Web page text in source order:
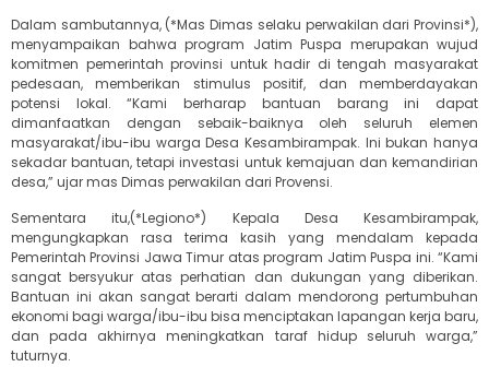
Dalam sambutannya, (*Mas Dimas selaku perwakilan dari Provinsi*),
menyampaikan bahwa program Jatim Puspa merupakan wujud
komitmen pemerintah provinsi untuk hadir di tengah masyarakat
pedesaan, memberikan stimulus positif, dan memberdayakan
potensi lokal. “Kami berharap bantuan barang ini dapat
dimanfaatkan dengan sebaik-baiknya oleh seluruh elemen
masyarakat/ibu-ibu warga Desa Kesambirampak. Ini bukan hanya
sekadar bantuan, tetapi investasi untuk kemajuan dan kemandirian
desa,” ujar mas Dimas perwakilan dari Provensi.
Sementara itu,(*Legiono*) Kepala Desa Kesambirampak,
mengungkapkan rasa terima kasih yang mendalam kepada
Pemerintah Provinsi Jawa Timur atas program Jatim Puspa ini. “Kami
sangat bersyukur atas perhatian dan dukungan yang diberikan.
Bantuan ini akan sangat berarti dalam mendorong pertumbuhan
ekonomi bagi warga/ibu-ibu bisa menciptakan lapangan kerja baru,
dan pada akhirnya meningkatkan taraf hidup seluruh warga,”
tuturnya.